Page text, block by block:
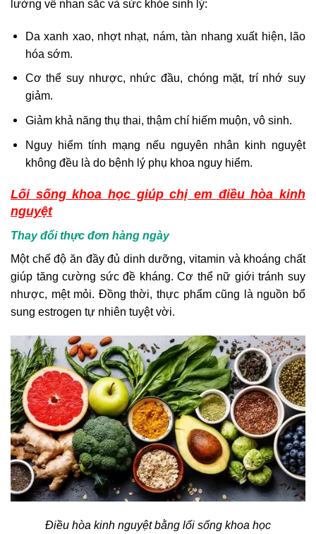
lường về nhan sắc và sức khỏe sinh lý:
Da xanh xao, nhợt nhạt, nám, tàn nhang xuất hiện, lão
hóa sớm.
Cơ thể suy nhược, nhức đầu, chóng mặt, trí nhớ suy
giảm.
Giảm khả năng thụ thai, thậm chí hiếm muộn, vô sinh.
Nguy hiểm tính mạng nếu nguyên nhân kinh nguyệt
không đều là do bệnh lý phụ khoa nguy hiểm.
Lối sống khoa học giúp chị em điều hòa kinh
nguyệt
Thay đổi thực đơn hàng ngày
Một chế độ ăn đầy đủ dinh dưỡng, vitamin và khoáng chất
giúp tăng cường sức đề kháng. Cơ thể nữ giới tránh suy
nhược, mệt mỏi. Đồng thời, thực phẩm cũng là nguồn bổ
sung estrogen tự nhiên tuyệt vời.
Điều hòa kinh nguyệt bằng lối sống khoa học